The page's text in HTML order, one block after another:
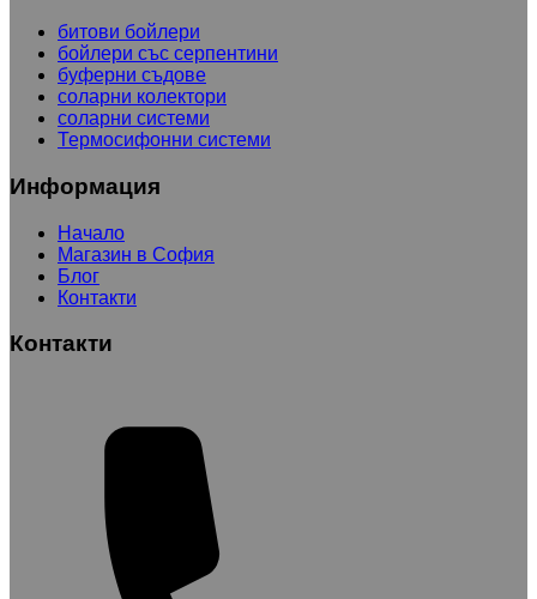
битови бойлери
бойлери със серпентини
буферни съдове
соларни колектори
соларни системи
Термосифонни системи
Информация
Начало
Магазин в София
Блог
Контакти
Контакти